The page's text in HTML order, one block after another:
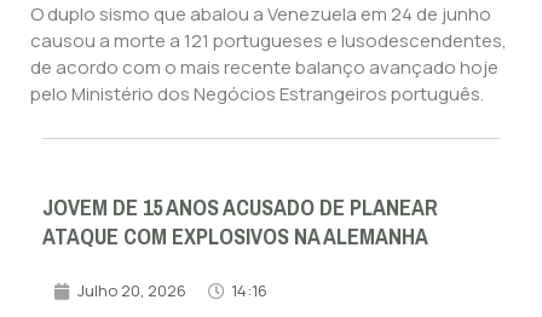
O duplo sismo que abalou a Venezuela em 24 de junho
causou a morte a 121 portugueses e lusodescendentes,
de acordo com o mais recente balanço avançado hoje
pelo Ministério dos Negócios Estrangeiros português.
JOVEM DE 15 ANOS ACUSADO DE PLANEAR
ATAQUE COM EXPLOSIVOS NA ALEMANHA
Julho 20, 2026 14:16